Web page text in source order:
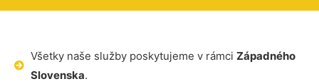
Všetky naše služby poskytujeme v rámci Západného
Slovenska.